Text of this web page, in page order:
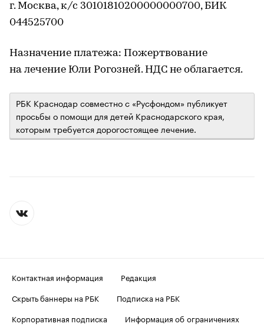
г. Москва, к/с 30101810200000000700, БИК
044525700
Назначение платежа: Пожертвование
на лечение Юли Рогозней. НДС не облагается.
РБК Краснодар совместно с «Русфондом» публикует
просьбы о помощи для детей Краснодарского края,
которым требуется дорогостоящее лечение.
Контактная информация
Редакция
Скрыть баннеры на РБК
Подписка на РБК
Корпоративная подписка
Информация об ограничениях